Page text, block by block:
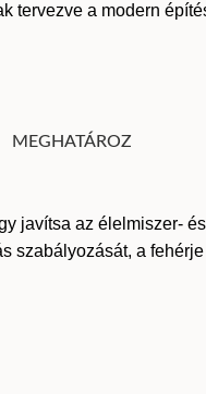
tervezve a modern
javítsa az élelmiszer-
szabályozását, a